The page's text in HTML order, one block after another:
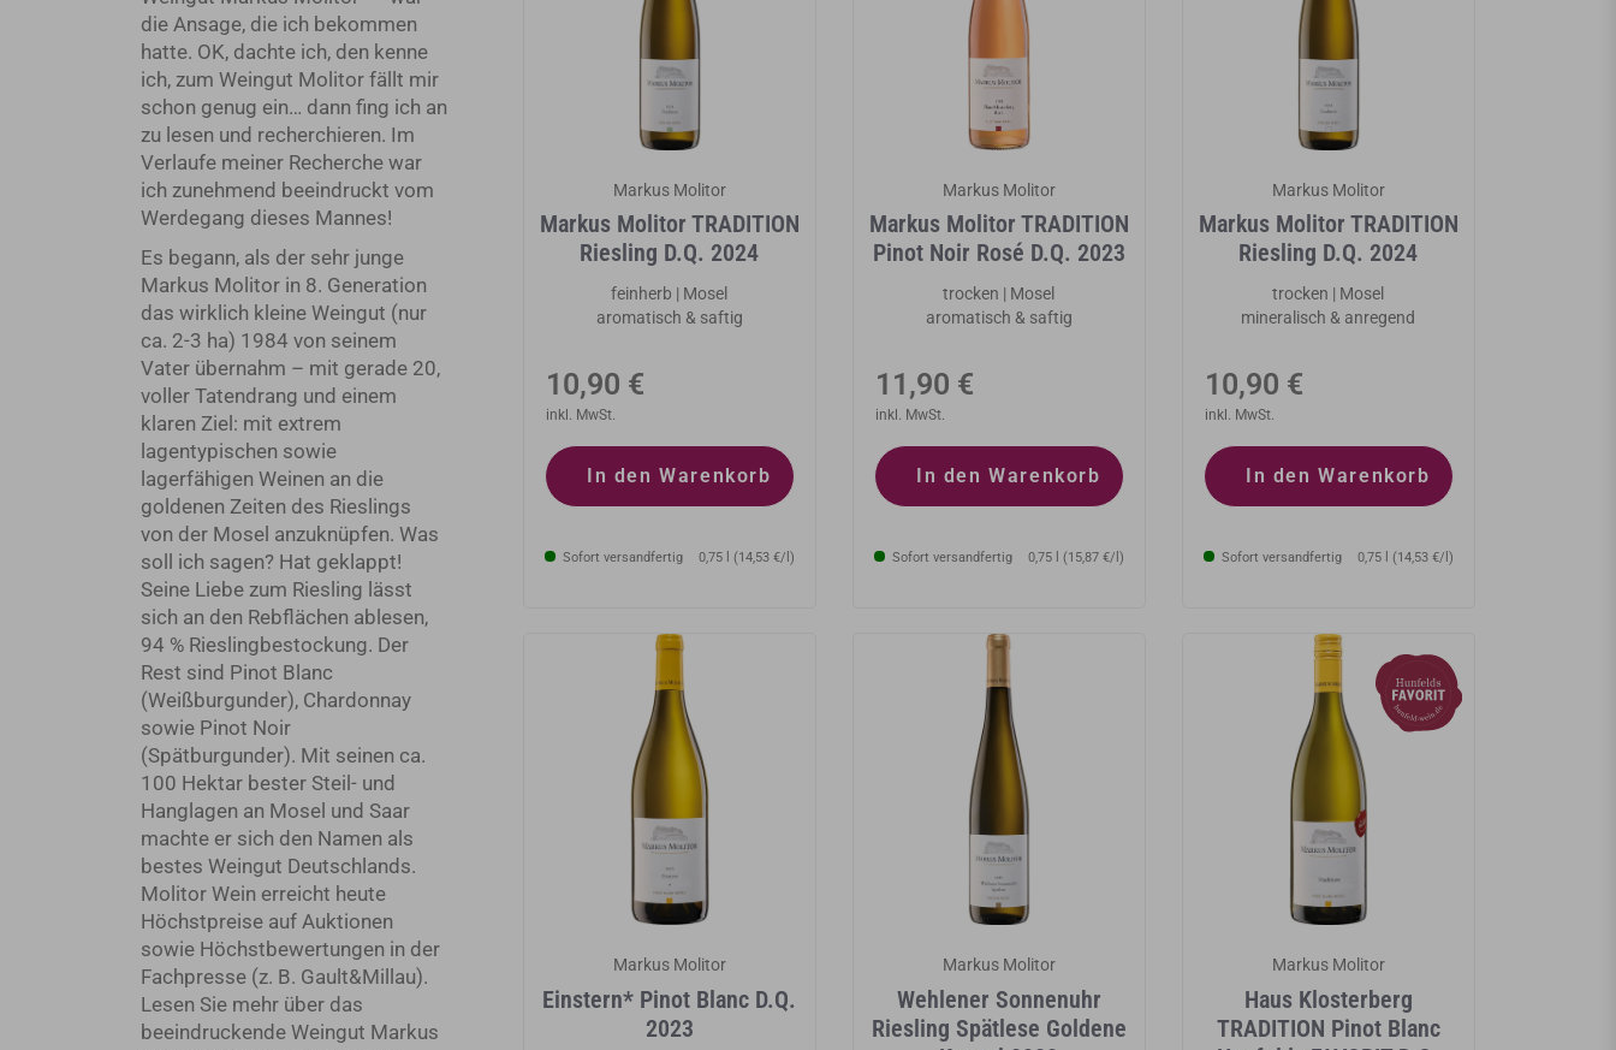
die Ansage, die ich bekommen
hatte. OK, dachte ich, den kenne
ich, zum Weingut Molitor fällt mir
schon genug ein… dann fing ich an
zu lesen und recherchieren. Im
Verlaufe meiner Recherche war
ich zunehmend beeindruckt vom
Werdegang dieses Mannes!
Es begann, als der sehr junge
Markus Molitor in 8. Generation
das wirklich kleine Weingut (nur
ca. 2-3 ha) 1984 von seinem
Vater übernahm – mit gerade 20,
voller Tatendrang und einem
klaren Ziel: mit extrem
lagentypischen sowie
lagerfähigen Weinen an die
goldenen Zeiten des Rieslings
von der Mosel anzuknüpfen. Was
soll ich sagen? Hat geklappt!
Seine Liebe zum Riesling lässt
sich an den Rebflächen ablesen,
94 % Rieslingbestockung. Der
Rest sind Pinot Blanc
(Weißburgunder), Chardonnay
sowie Pinot Noir
(Spätburgunder). Mit seinen ca.
100 Hektar bester Steil- und
Hanglagen an Mosel und Saar
machte er sich den Namen als
bestes Weingut Deutschlands.
Molitor Wein erreicht heute
Höchstpreise auf Auktionen
sowie Höchstbewertungen in der
Fachpresse (z. B. Gault&Millau).
Lesen Sie mehr über das
beeindruckende Weingut Markus
Markus Molitor
Markus Molitor TRADITION
Riesling D.Q. 2024
feinherb | Mosel
aromatisch & saftig
Normaler
Preis
10,90 €
inkl. MwSt.
In den Warenkorb
Sofort versandfertig 0,75 l (14,53 €/l)
Markus Molitor
Markus Molitor TRADITION
Pinot Noir Rosé D.Q. 2023
trocken | Mosel
aromatisch & saftig
Normaler
Preis
11,90 €
inkl. MwSt.
In den Warenkorb
Sofort versandfertig 0,75 l (15,87 €/l)
Markus Molitor
Markus Molitor TRADITION
Riesling D.Q. 2024
trocken | Mosel
mineralisch & anregend
Normaler
Preis
10,90 €
inkl. MwSt.
In den Warenkorb
Sofort versandfertig 0,75 l (14,53 €/l)
Markus Molitor
Einstern* Pinot Blanc D.Q.
2023
Markus Molitor
Wehlener Sonnenuhr
Riesling Spätlese Goldene
Markus Molitor
Haus Klosterberg
TRADITION Pinot Blanc